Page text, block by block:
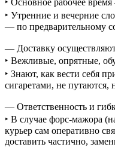
‣ Утренние и вечерние
— по предварительному
— Доставку
‣ Вежливые, опрятные,
‣ Знают, как вести себя
сигаретами, не путаются,
— Ответственность и
‣ В случае форс-мажора
курьер сам оперативно
доставить частично,